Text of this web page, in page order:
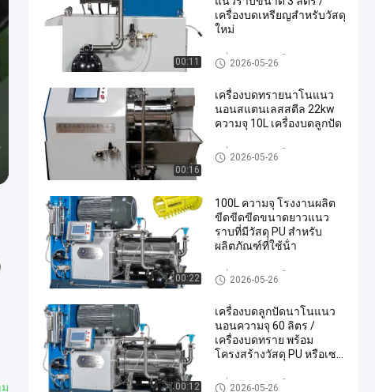
00:11
เครื่องบดเหรียญสําหรับวัสดุ
ใหม่
เครื่องบดขีดานาโน
2026-05-26
00:16
เครื่องบดทรายนาโนแนว
นอนสแตนเลสสตีล 22kw
ความจุ 10L เครื่องบดลูกปัด
เครื่องบดขีดานาโน
2026-05-26
00:22
100L ความจุ โรงงานผลิต
ขีดขีดขีดขนาดยาวแนว
ราบที่มีวัสดุ PU สําหรับ
ผลิตภัณฑ์ที่ใช้น้ํา
เครื่องบดขีดานาโน
2026-05-26
00:12
เครื่องบดลูกปัดนาโนแนว
นอนความจุ 60 ลิตร /
เครื่องบดทราย พร้อม
โครงสร้างวัสดุ PU หรือเซ
เครื่องบดขีดานาโน
2026-05-26